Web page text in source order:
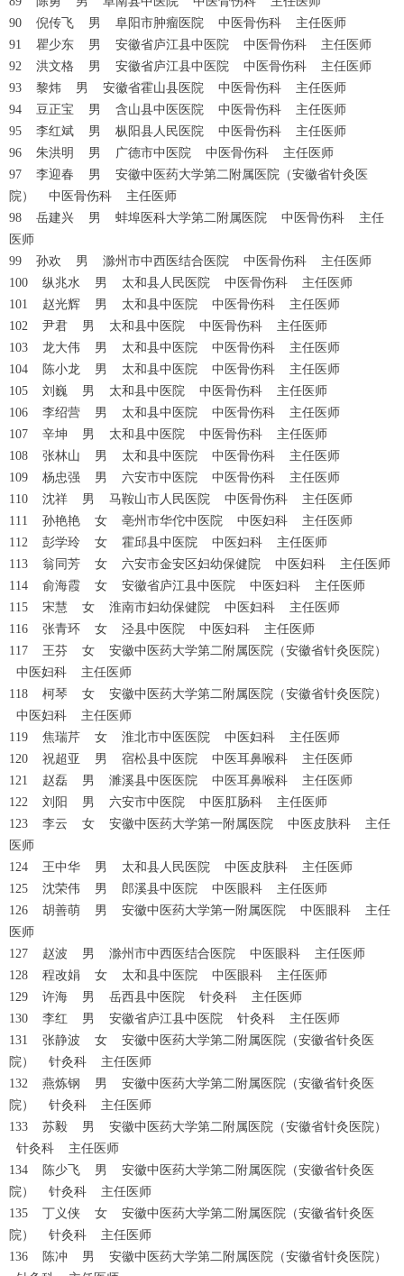
90 倪传飞 男 阜阳市肿瘤医院 中医骨伤科 主任医师
91 瞿少东 男 安徽省庐江县中医院 中医骨伤科 主任医师
92 洪文格 男 安徽省庐江县中医院 中医骨伤科 主任医师
93 黎炜 男 安徽省霍山县医院 中医骨伤科 主任医师
94 豆正宝 男 含山县中医医院 中医骨伤科 主任医师
95 李红斌 男 枞阳县人民医院 中医骨伤科 主任医师
96 朱洪明 男 广德市中医院 中医骨伤科 主任医师
97 李迎春 男 安徽中医药大学第二附属医院（安徽省针灸医
院） 中医骨伤科 主任医师
98 岳建兴 男 蚌埠医科大学第二附属医院 中医骨伤科 主任
医师
99 孙欢 男 滁州市中西医结合医院 中医骨伤科 主任医师
100 纵兆水 男 太和县人民医院 中医骨伤科 主任医师
101 赵光辉 男 太和县中医院 中医骨伤科 主任医师
102 尹君 男 太和县中医院 中医骨伤科 主任医师
103 龙大伟 男 太和县中医院 中医骨伤科 主任医师
104 陈小龙 男 太和县中医院 中医骨伤科 主任医师
105 刘巍 男 太和县中医院 中医骨伤科 主任医师
106 李绍营 男 太和县中医院 中医骨伤科 主任医师
107 辛坤 男 太和县中医院 中医骨伤科 主任医师
108 张林山 男 太和县中医院 中医骨伤科 主任医师
109 杨忠强 男 六安市中医院 中医骨伤科 主任医师
110 沈祥 男 马鞍山市人民医院 中医骨伤科 主任医师
111 孙艳艳 女 亳州市华佗中医院 中医妇科 主任医师
112 彭学玲 女 霍邱县中医院 中医妇科 主任医师
113 翁同芳 女 六安市金安区妇幼保健院 中医妇科 主任医师
114 俞海霞 女 安徽省庐江县中医院 中医妇科 主任医师
115 宋慧 女 淮南市妇幼保健院 中医妇科 主任医师
116 张青环 女 泾县中医院 中医妇科 主任医师
117 王芬 女 安徽中医药大学第二附属医院（安徽省针灸医院）
中医妇科 主任医师
118 柯琴 女 安徽中医药大学第二附属医院（安徽省针灸医院）
中医妇科 主任医师
119 焦瑞芹 女 淮北市中医医院 中医妇科 主任医师
120 祝超亚 男 宿松县中医院 中医耳鼻喉科 主任医师
121 赵磊 男 濉溪县中医医院 中医耳鼻喉科 主任医师
122 刘阳 男 六安市中医院 中医肛肠科 主任医师
123 李云 女 安徽中医药大学第一附属医院 中医皮肤科 主任
医师
124 王中华 男 太和县人民医院 中医皮肤科 主任医师
125 沈荣伟 男 郎溪县中医院 中医眼科 主任医师
126 胡善萌 男 安徽中医药大学第一附属医院 中医眼科 主任
医师
127 赵波 男 滁州市中西医结合医院 中医眼科 主任医师
128 程改娟 女 太和县中医院 中医眼科 主任医师
129 许海 男 岳西县中医院 针灸科 主任医师
130 李红 男 安徽省庐江县中医院 针灸科 主任医师
131 张静波 女 安徽中医药大学第二附属医院（安徽省针灸医
院） 针灸科 主任医师
132 燕炼钢 男 安徽中医药大学第二附属医院（安徽省针灸医
院） 针灸科 主任医师
133 苏毅 男 安徽中医药大学第二附属医院（安徽省针灸医院）
针灸科 主任医师
134 陈少飞 男 安徽中医药大学第二附属医院（安徽省针灸医
院） 针灸科 主任医师
135 丁义侠 女 安徽中医药大学第二附属医院（安徽省针灸医
院） 针灸科 主任医师
136 陈冲 男 安徽中医药大学第二附属医院（安徽省针灸医院）